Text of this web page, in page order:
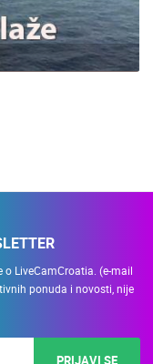
LiveCamCroatia. (e-mail
ponuda i novosti, nije
PRIJAVI SE